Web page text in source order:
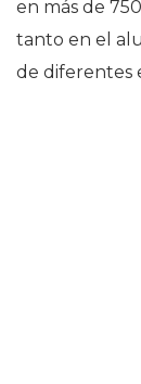
en más de
tanto en el
de diferentes